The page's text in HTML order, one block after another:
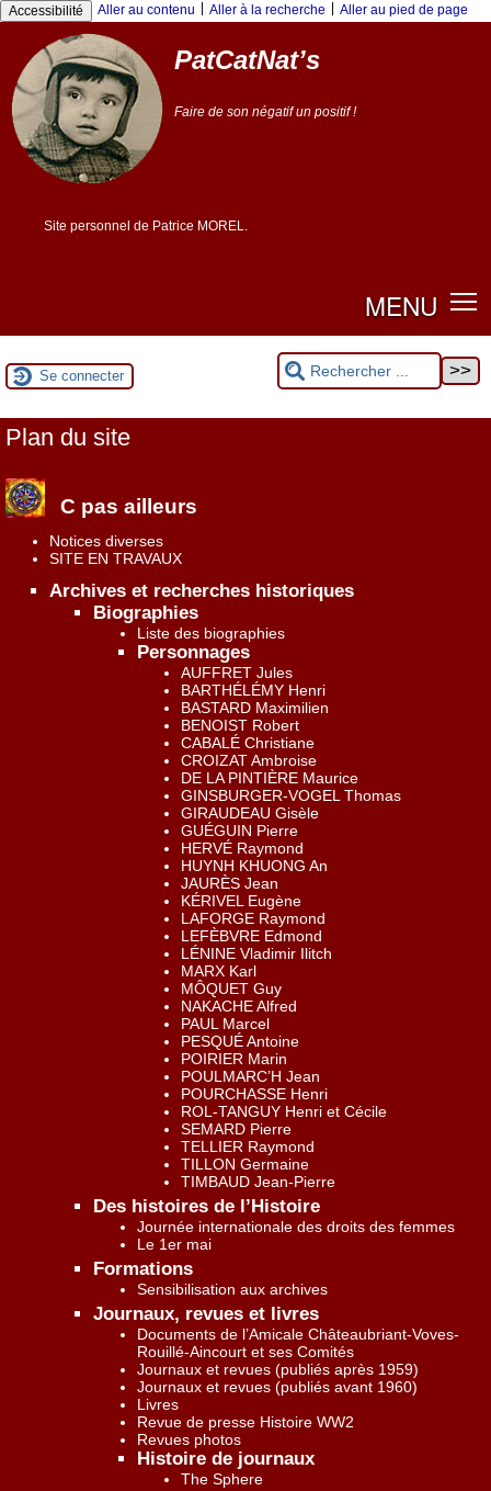
Accessibilité Aller au contenu Aller à la recherche Aller au pied de page
PatCatNat’s
Faire de son négatif un positif !
Site personnel de Patrice MOREL.
MENU
Se connecter
Plan du site
C pas ailleurs
Notices diverses
SITE EN TRAVAUX
Archives et recherches historiques
Biographies
Liste des biographies
Personnages
AUFFRET Jules
BARTHÉLÉMY Henri
BASTARD Maximilien
BENOIST Robert
CABALÉ Christiane
CROIZAT Ambroise
DE LA PINTIÈRE Maurice
GINSBURGER-VOGEL Thomas
GIRAUDEAU Gisèle
GUÉGUIN Pierre
HERVÉ Raymond
HUYNH KHUONG An
JAURÈS Jean
KÉRIVEL Eugène
LAFORGE Raymond
LEFÈBVRE Edmond
LÉNINE Vladimir Ilitch
MARX Karl
MÔQUET Guy
NAKACHE Alfred
PAUL Marcel
PESQUÉ Antoine
POIRIER Marin
POULMARC’H Jean
POURCHASSE Henri
ROL-TANGUY Henri et Cécile
SEMARD Pierre
TELLIER Raymond
TILLON Germaine
TIMBAUD Jean-Pierre
Des histoires de l’Histoire
Journée internationale des droits des femmes
Le 1er mai
Formations
Sensibilisation aux archives
Journaux, revues et livres
Documents de l’Amicale Châteaubriant-Voves-
Rouillé-Aincourt et ses Comités
Journaux et revues (publiés après 1959)
Journaux et revues (publiés avant 1960)
Livres
Revue de presse Histoire WW2
Revues photos
Histoire de journaux
The Sphere